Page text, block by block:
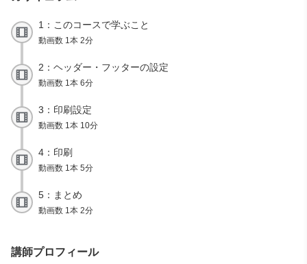
1：このコースで学ぶこと
動画数 1本 2分
2：ヘッダー・フッターの設定
動画数 1本 6分
3：印刷設定
動画数 1本 10分
4：印刷
動画数 1本 5分
5：まとめ
動画数 1本 2分
講師プロフィール